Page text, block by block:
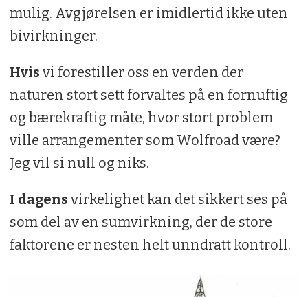
mulig. Avgjørelsen er imidlertid ikke uten
bivirkninger.
Hvis vi forestiller oss en verden der
naturen stort sett forvaltes på en fornuftig
og bærekraftig måte, hvor stort problem
ville arrangementer som Wolfroad være?
Jeg vil si null og niks.
I dagens virkelighet kan det sikkert ses på
som del av en sumvirkning, der de store
faktorene er nesten helt unndratt kontroll.